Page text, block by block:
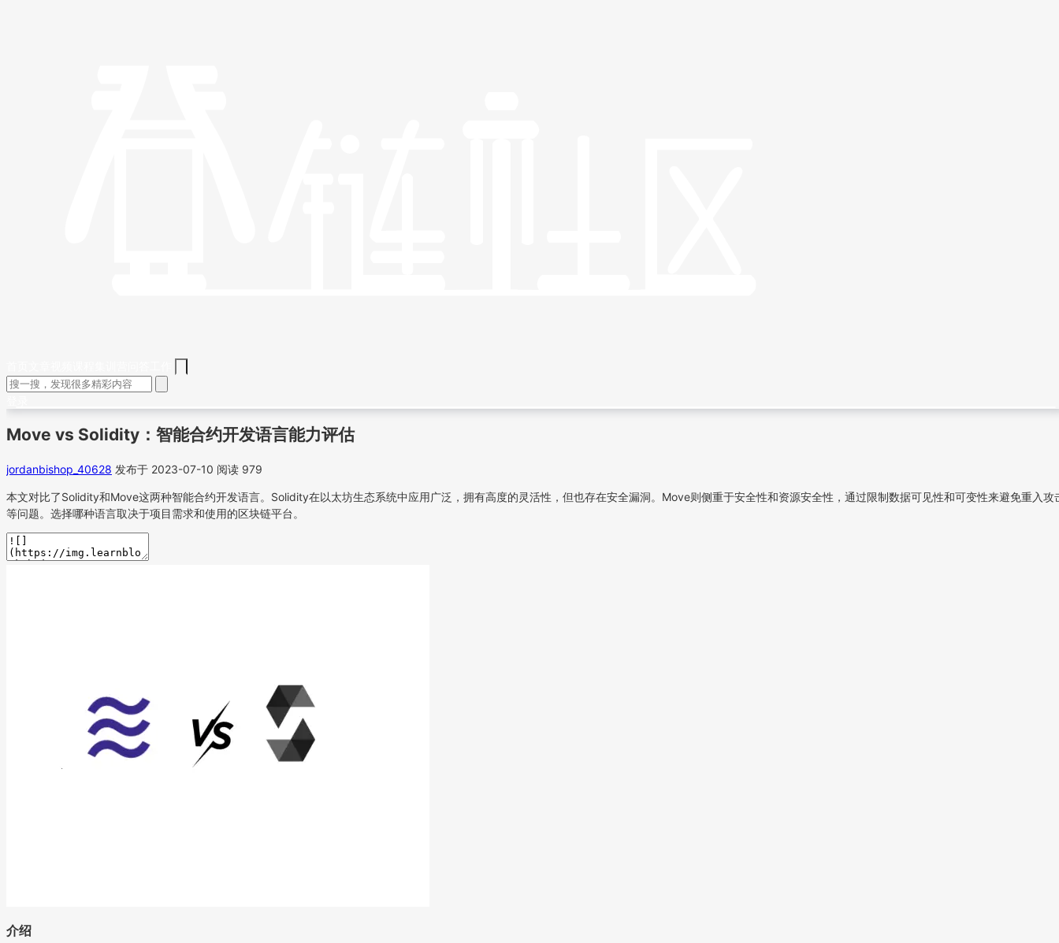
Move vs Solidity：智能合约开发语言能力评估
jordanbishop_40628 发布于 2023-07-10 阅读 979
本文对比了Solidity和Move这两种智能合约开发语言。Solidity在以太坊生态系统中应用广泛，拥有高度的灵活性，但也存在安全漏洞。Move则侧重于安全性和资源安全性，通过限制数据可见性和可变性来避免重入攻
等问题。选择哪种语言取决于项目需求和使用的区块链平台。
介绍